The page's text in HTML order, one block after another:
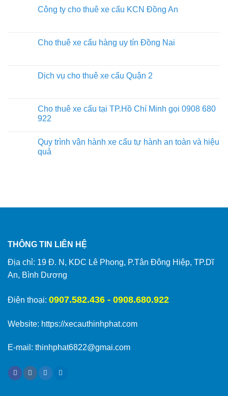
Công ty cho thuê xe cẩu KCN Đồng An
Cho thuê xe cẩu hàng uy tín Đồng Nai
Dịch vụ cho thuê xe cẩu Quận 2
Cho thuê xe cẩu tại TP.Hồ Chí Minh gọi 0908 680
922
Quy trình vận hành xe cẩu tự hành an toàn và hiệu
quả
THÔNG TIN LIÊN HỆ
Địa chỉ: 19 Đ. N, KDC Lê Phong, P.Tân Đông Hiệp, TP.Dĩ
An, Bình Dương
Điện thoại: 0907.582.436 - 0908.680.922
Website: https://xecauthinhphat.com
E-mail: thinhphat6822@gmai.com